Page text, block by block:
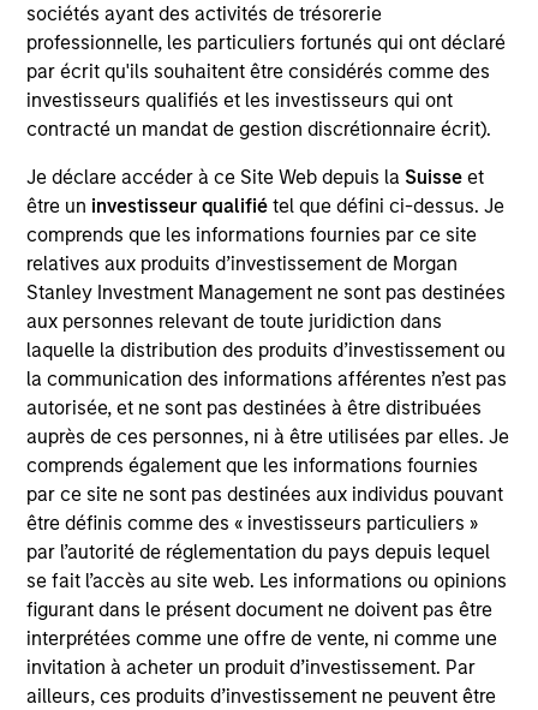
sociétés ayant des activités de trésorerie
professionnelle, les particuliers fortunés qui ont déclaré
par écrit qu'ils souhaitent être considérés comme des
investisseurs qualifiés et les investisseurs qui ont
contracté un mandat de gestion discrétionnaire écrit).
Je déclare accéder à ce Site Web depuis la Suisse et
être un investisseur qualifiétel que défini ci-dessus. Je
comprends que les informations fournies par ce site
relatives aux produits d’investissement de Morgan
Stanley Investment Management ne sont pas destinées
aux personnes relevant de toute juridiction dans
laquelle la distribution des produits d’investissement ou
la communication des informations afférentes n’est pas
autorisée, et ne sont pas destinées à être distribuées
auprès de ces personnes, ni à être utilisées par elles. Je
comprends également que les informations fournies
par ce site ne sont pas destinées aux individus pouvant
être définis comme des « investisseurs particuliers »
par l’autorité de réglementation du pays depuis lequel
se fait l’accès au site web. Les informations ou opinions
figurant dans le présent document ne doivent pas être
interprétées comme une offre de vente, ni comme une
invitation à acheter un produit d’investissement. Par
ailleurs, ces produits d’investissement ne peuvent être
Kurt Bertone is an Associate within Morgan
Stanley’s Tactical Value Team (MSTV). Mr. Bertone
joined MSTV in 2023. Prior to his current role, he
was an Investment Banking Analyst in Morgan
Stanley’s Leveraged Finance Group where he
conducted analysis and deal execution on
financings, M&A transactions, and restructurings.
Mr. Bertone holds a B.E. summa cum laude in
Chemical Engineering and Economics from
Vanderbilt University.
Team Insights